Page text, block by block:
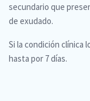
secundario que
de exudado.
Si la condición clínica
hasta por 7 días.